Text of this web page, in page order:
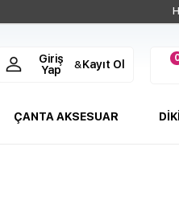
Giriş
Yap
& Kayıt Ol
ÇANTA AKSESUAR